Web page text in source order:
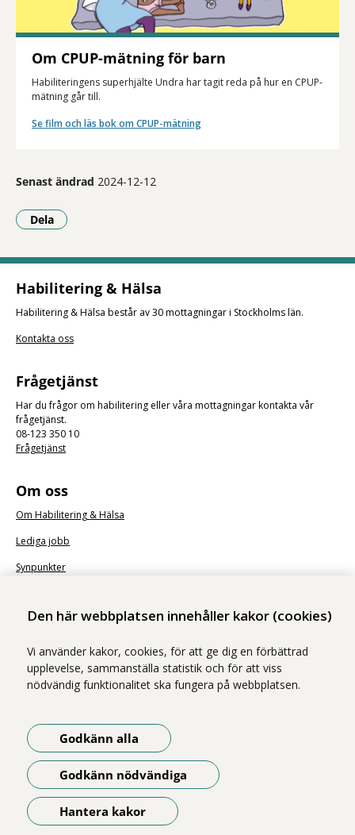
Den här webbplatsen innehåller kakor (cookies)
Vi använder kakor, cookies, för att ge dig en förbättrad
upplevelse, sammanställa statistik och för att viss
nödvändig funktionalitet ska fungera på webbplatsen.
Godkänn alla
Godkänn nödvändiga
Hantera kakor
Om CPUP-mätning för barn
Habiliteringens superhjälte Undra har tagit reda på hur en CPUP-
mätning går till.
Se film och läs bok om CPUP-mätning
Senast ändrad 2024-12-12
Dela
- Klicka för att öppna delningsalternativ.
Habilitering & Hälsa
Habilitering & Hälsa består av 30 mottagningar i Stockholms län.
Kontakta oss
Frågetjänst
Har du frågor om habilitering eller våra mottagningar kontakta vår
frågetjänst.
08-123 350 10
Frågetjänst
Om oss
Om Habilitering & Hälsa
Lediga jobb
Synpunkter
Samtliga bilder på webbplatsen är tagna av fotograf Yanan Li om inget
annat namn anges.
Om webbplatsen
Tillgänglighetsredogörelse